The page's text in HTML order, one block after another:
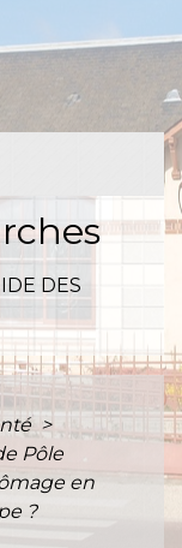
DES
>
Pôle
en
?